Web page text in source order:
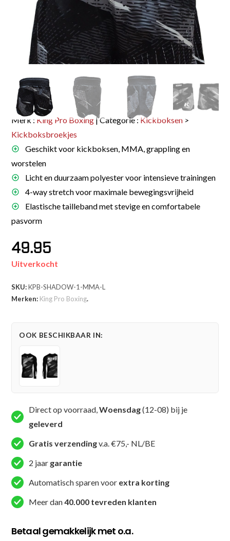
Merk : King Pro Boxing | Categorie : Kickboksen >
Kickboksbroekjes
Geschikt voor kickboksen, MMA, grappling en
worstelen
Licht en duurzaam polyester voor intensieve trainingen
4-way stretch voor maximale bewegingsvrijheid
Elastische tailleband met stevige en comfortabele
pasvorm
49.95
Uitverkocht
SKU:KPB-SHADOW-1-MMA-L
Merken: King Pro Boxing.
OOK BESCHIKBAAR IN:
Direct op voorraad,Woensdag(12-08) bij je
geleverd
Gratis verzendingv.a. €75,- NL/BE
2 jaar garantie
Automatisch sparen voor extra korting
Meer dan40.000 tevreden klanten
Betaal gemakkelijk met o.a.